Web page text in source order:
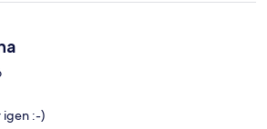
igen :-)